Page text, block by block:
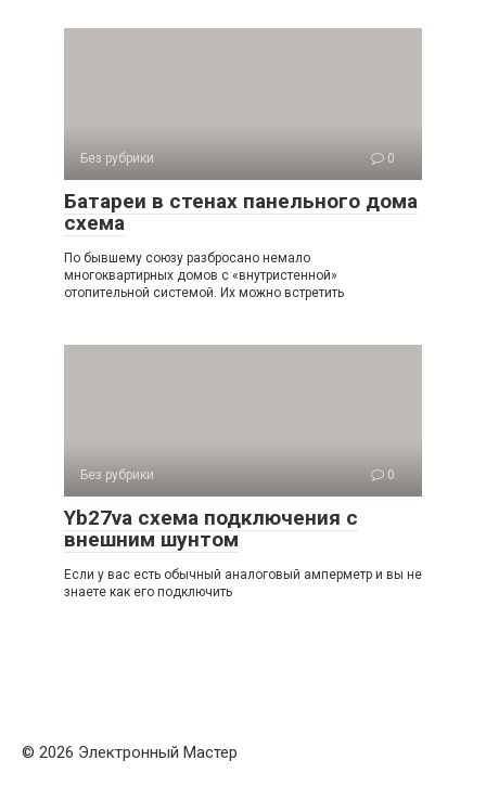
Без рубрики 0
Батареи в стенах панельного дома
схема
По бывшему союзу разбросано немало
многоквартирных домов с «внутристенной»
отопительной системой. Их можно встретить
Без рубрики 0
Yb27va схема подключения с
внешним шунтом
Если у вас есть обычный аналоговый амперметр и вы не
знаете как его подключить
© 2026 Электронный Мастер